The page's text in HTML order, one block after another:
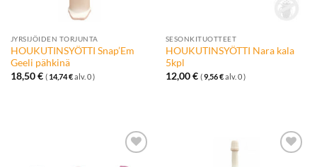
JYRSIJÖIDEN TORJUNTA
HOUKUTINSYÖTTI Snap’Em
Geeli pähkinä
18,50€ ( 14,74€alv. 0 )
SESONKITUOTTEET
HOUKUTINSYÖTTI Nara kala
5kpl
12,00€ (9,56€alv. 0 )